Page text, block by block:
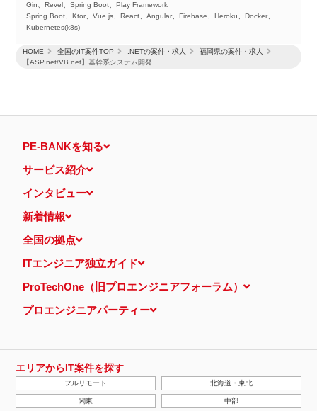
HOME 全国のIT案件TOP .NETの案件・求人
福岡県の案件・求人
【ASP.net/VB.net】基幹系システム開発
Gin、Revel、Spring Boot、Play Framework
Spring Boot、Ktor、Vue.js、React、Angular、Firebase、Heroku、Docker、
Kubernetes(k8s)
PE-BANKを知る
サービス紹介
インタビュー
新着情報
全国の拠点
ITエンジニア独立ガイド
ProTechOne（旧プロエンジニアフォーラム）
プロエンジニアパーティー
エリアからIT案件を探す
フルリモート 北海道・東北
関東 中部